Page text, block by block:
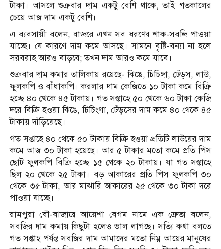
টাকা। আসলে শুক্রবার দাম একটু বেশি থাকে, তাই গতকালের
চেয়ে আজ দাম একটু বেশি।
এ ব্যবসায়ী বলেন, বাজরে এখন সব ধরণের শাক-সবজি পাওয়া
যাচ্ছে। যে কারণে দাম কমে আসছে। সামনে বৃষ্টি-বন্যা না হলে
সরবরাহ আরও বাড়বে; তখন দাম আরও কমে যাবে।
শুক্রবার দাম কমার তালিকায় রয়েছে- ঝিঙে, চিচিঙ্গা, ঢেঁড়স, লাউ,
ফুলকপি ও বাঁধাকপি। করলার দাম কেজিতে ১০ টাকা কমে বিক্রি
হচ্ছে ৪০ থেকে ৪৫ টাকায়। গত সপ্তাহে ৫০ থেকে ৬০ টাকা কেজি
দরে বিক্রি হওয়া ঝিঙে, চিচিংগা, ঢেঁড়সের দাম কমে ৪০ থেকে ৪৫
টাকায় দাঁড়িয়েছে।
গত সপ্তাহে ৪০ থেকে ৫০ টাকায় বিক্রি হওয়া প্রতিটি লাউয়ের দাম
কমে আজ ৩০ টাকা হয়েছে। আর ৫ টাকার মতো কমে প্রতি পিস
ছোট ফুলকপি বিক্রি হচ্ছে ১৫ থেকে ২০ টাকায়। যা গত সপ্তাহে
ছিল ২০ থেকে ২৫ টাকা। বড় আকারের প্রতি পিস ফুলকপি ৩০
থেকে ৩৫ টাকা, আর মাঝারি আকারের ২৫ থেকে ৩০ টাকা দরে
পাওয়া যাচ্ছে।
রামপুরা বৌ-বাজারে আয়েশা বেগম নামে এক ক্রেতা বলেন,
সবজির দাম কমায় কিছুটা হলেও ভাল লাগছে। সত্যি কথা বলতে
গত সপ্তাহ পর্যন্ত সবজির দাম আমাদের মতো নিম্ন আয়ের মানুষের